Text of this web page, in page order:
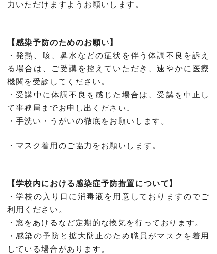
力いただけますようお願いします。
【感染予防のためのお願い】
・発熱、咳、鼻水などの症状を伴う体調不良を訴え
る場合は、ご受講を控えていただき、速やかに医療
機関を受診してください。
・受講中に体調不良を感じた場合は、受講を中止し
て事務局までお申し出ください。
・手洗い・うがいの徹底をお願いします。
・マスク着用のご協力をお願いします。
【学校内における感染症予防措置について】
・学校の入り口に消毒液を用意しておりますのでご
利用ください。
・窓をあけるなど定期的な換気を行っております。
・感染の予防と拡大防止のため職員がマスクを着用
している場合があります。